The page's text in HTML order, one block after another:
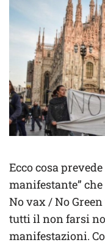
Ecco cosa
manifestante”
No vax / No
tutti il non farsi
manifestazioni.